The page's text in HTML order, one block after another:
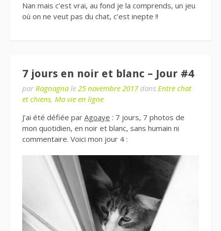
Nan mais c’est vrai, au fond je la comprends, un jeu
où on ne veut pas du chat, c’est inepte !!
7 jours en noir et blanc – Jour #4
par Ragnagna le 25 novembre 2017dans Entre chat
et chiens, Ma vie en ligne
J’ai été défiée par Agoaye : 7 jours, 7 photos de
mon quotidien, en noir et blanc, sans humain ni
commentaire. Voici mon jour 4 :